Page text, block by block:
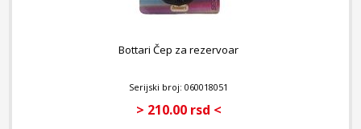
Bottari Čep za rezervoar
Serijski broj: 060018051
> 210.00 rsd <